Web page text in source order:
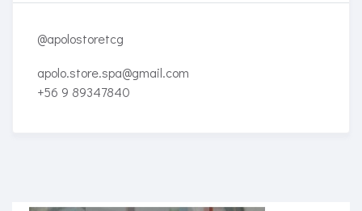
@apolostoretcg
apolo.store.spa@gmail.com
+56 9 89347840